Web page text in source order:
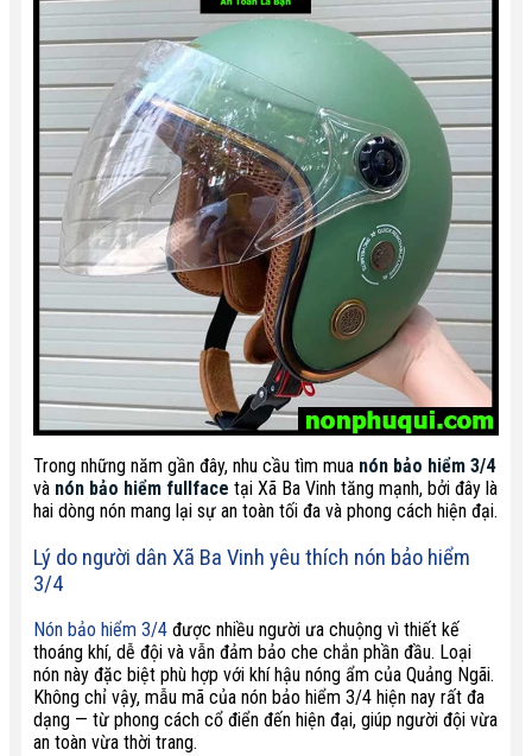
Trong những năm gần đây, nhu cầu tìm mua nón bảo hiểm 3/4
và nón bảo hiểm fullface tại Xã Ba Vinh tăng mạnh, bởi đây là
hai dòng nón mang lại sự an toàn tối đa và phong cách hiện đại.
Lý do người dân Xã Ba Vinh yêu thích nón bảo hiểm
3/4
Nón bảo hiểm 3/4 được nhiều người ưa chuộng vì thiết kế
thoáng khí, dễ đội và vẫn đảm bảo che chắn phần đầu. Loại
nón này đặc biệt phù hợp với khí hậu nóng ẩm của Quảng Ngãi.
Không chỉ vậy, mẫu mã của nón bảo hiểm 3/4 hiện nay rất đa
dạng — từ phong cách cổ điển đến hiện đại, giúp người đội vừa
an toàn vừa thời trang.